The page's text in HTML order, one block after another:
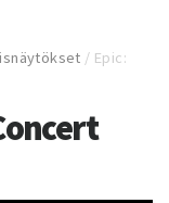
/ Epic: